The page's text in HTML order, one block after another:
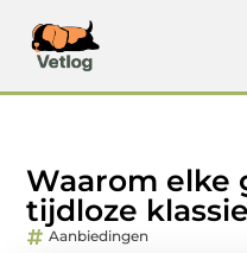
Waarom elke
tijdloze
Aanbiedingen